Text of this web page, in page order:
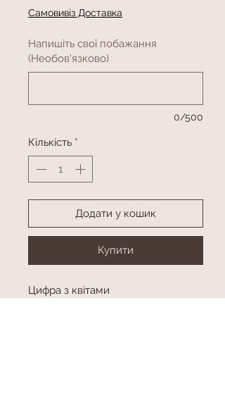
Самовивіз Доставка
Напишіть свої побажання
(Необов'язково)
0/500
Кількість *
Додати у кошик
Купити
Цифра з квітами